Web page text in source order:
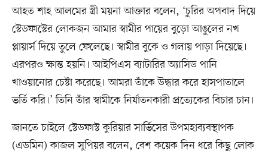
আহত শাহ আলমের স্ত্রী ময়না আক্তার বলেন, ‘চুরির অপবাদ দিয়ে
স্টেডফাস্টের লোকজন আমার স্বামীর পায়ের বুড়ো আঙুলের নখ
প্লায়ার্স দিয়ে তুলে ফেলেছে। স্বামীর বুকে ও গলায় পাড়া দিয়েছে।
এরপরও ক্ষান্ত হয়নি। আইপিএস ব্যাটারির অ্যাসিড পানি
খাওয়ানোর চেষ্টা করেছে। আমরা তাঁকে উদ্ধার করে হাসপাতালে
ভর্তি করি।’ তিনি তাঁর স্বামীকে নির্যাতনকারী প্রত্যেকের বিচার চান।
জানতে চাইলে স্টেডফাস্ট কুরিয়ার সার্ভিসের উপমহাব্যবস্থাপক
(এডমিন) কাজল সুপিয়র বলেন, বেশ কয়েক দিন ধরে কিছু লোক